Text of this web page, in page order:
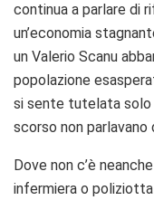
continua a parlare di
un’economia
un Valerio Scanu
popolazione
si sente tutelata solo
scorso non parlavano
Dove non c’è
infermiera o poliziotta